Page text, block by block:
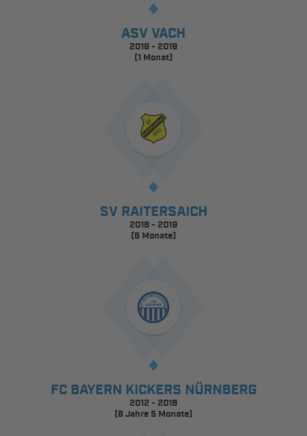
ASV VACH
2019 - 2019
(1 Monat)
SV RAITERSAICH
2018 - 2019
(6 Monate)
FC BAYERN KICKERS NÜRNBERG
2012 - 2018
(6 Jahre 5 Monate)